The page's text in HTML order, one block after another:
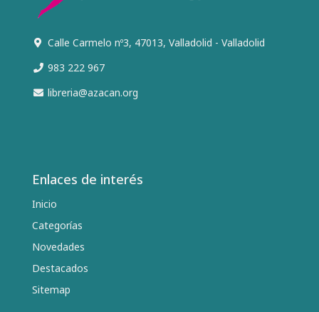
Calle Carmelo nº3, 47013, Valladolid - Valladolid
983 222 967
libreria@azacan.org
Enlaces de interés
Inicio
Categorías
Novedades
Destacados
Sitemap